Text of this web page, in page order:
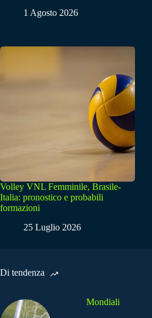
1 Agosto 2026
Volley VNL Femminile, Brasile-
Italia: pronostico e probabili
formazioni
25 Luglio 2026
Di tendenza
Mondiali